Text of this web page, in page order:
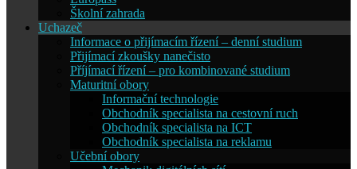
Školní zahrada
Uchazeč
Informace o přijímacím řízení – denní studium
Přijímací zkoušky nanečisto
Příjímací řízení – pro kombinované studium
Maturitní obory
Informační technologie
Obchodník specialista na cestovní ruch
Obchodník specialista na ICT
Obchodník specialista na reklamu
Učební obory